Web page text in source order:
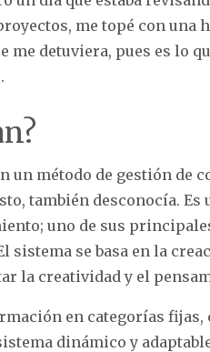
me topé con una
me detuviera, pues es lo
un método de gestión de
también desconocía.
uno de sus
se basa en la
la creatividad y el
en categorías fijas,
dinámico y